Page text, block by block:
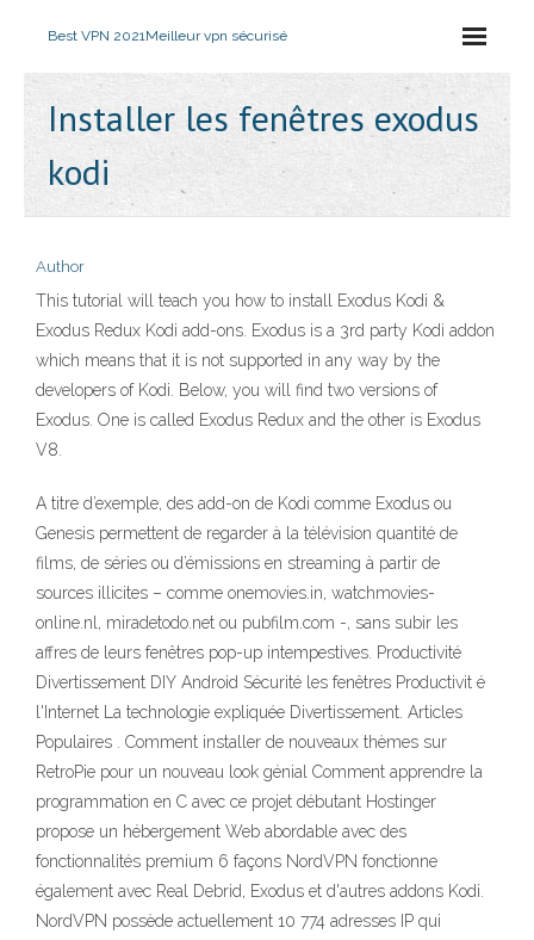
Best VPN 2021Meilleur vpn sécurisé
Installer les fenêtres exodus
kodi
Author
This tutorial will teach you how to install Exodus Kodi &
Exodus Redux Kodi add-ons. Exodus is a 3rd party Kodi addon
which means that it is not supported in any way by the
developers of Kodi. Below, you will find two versions of
Exodus. One is called Exodus Redux and the other is Exodus
V8.
A titre d’exemple, des add-on de Kodi comme Exodus ou
Genesis permettent de regarder à la télévision quantité de
films, de séries ou d’émissions en streaming à partir de
sources illicites – comme onemovies.in, watchmovies-
online.nl, miradetodo.net ou pubfilm.com -, sans subir les
affres de leurs fenêtres pop-up intempestives. Productivité
Divertissement DIY Android Sécurité les fenêtres Productivit é
l'Internet La technologie expliquée Divertissement. Articles
Populaires . Comment installer de nouveaux thèmes sur
RetroPie pour un nouveau look génial Comment apprendre la
programmation en C avec ce projet débutant Hostinger
propose un hébergement Web abordable avec des
fonctionnalités premium 6 façons NordVPN fonctionne
également avec Real Debrid, Exodus et d'autres addons Kodi.
NordVPN possède actuellement 10 774 adresses IP qui